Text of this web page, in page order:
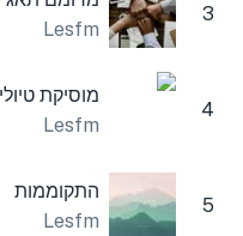
3
Lesfm
4
מוסיקת
Lesfm
5
התקוממות
Lesfm